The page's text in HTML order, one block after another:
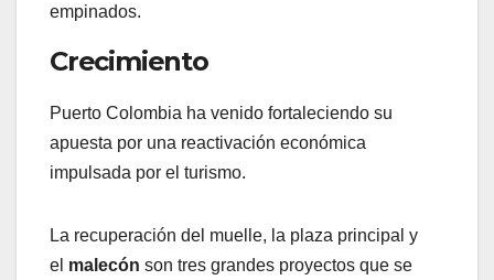
empinados.
Crecimiento
Puerto Colombia ha venido fortaleciendo su
apuesta por una reactivación económica
impulsada por el turismo.
La recuperación del muelle, la plaza principal y
el malecón son tres grandes proyectos que se